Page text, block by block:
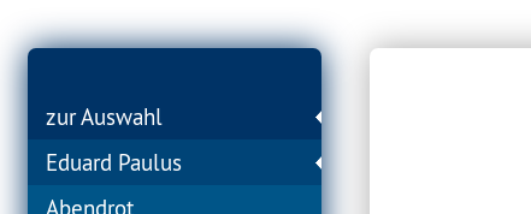
zur Auswahl
Eduard Paulus
Abendrot